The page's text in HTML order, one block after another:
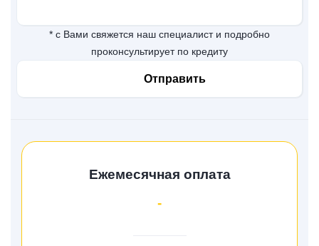
* с Вами свяжется наш специалист и подробно
проконсультирует по кредиту
Ежемесячная оплата
-